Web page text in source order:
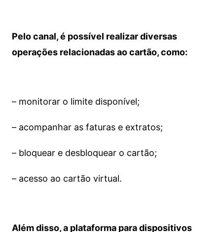
Pelo canal, é possível realizar diversas
operações relacionadas ao cartão, como:
– monitorar o limite disponível;
– acompanhar as faturas e extratos;
– bloquear e desbloquear o cartão;
– acesso ao cartão virtual.
Além disso, a plataforma para dispositivos